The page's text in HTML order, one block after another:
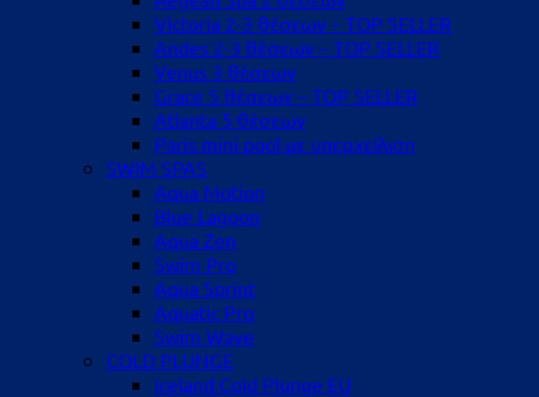
Victoria 2-3 θέσεων – TOP SELLER
Andes 2-3 θέσεων – TOP SELLER
Venus 3 θέσεων
Grace 5 θέσεων – TOP SELLER
Atlanta 5 θέσεων
Paris mini pool με υπερχείλιση
SWIM SPAS
Aqua Motion
Blue Lagoon
Aqua Zen
Swim Pro
Aqua Sprint
Aquatic Pro
Swim Wave
COLD PLUNGE
Iceland Cold Plunge EU